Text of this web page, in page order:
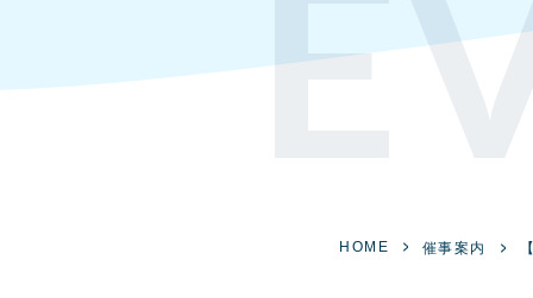
HOME 催事案内